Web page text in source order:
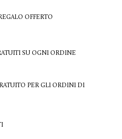
OFFERTO
SU OGNI ORDINE
PER GLI ORDINI DI